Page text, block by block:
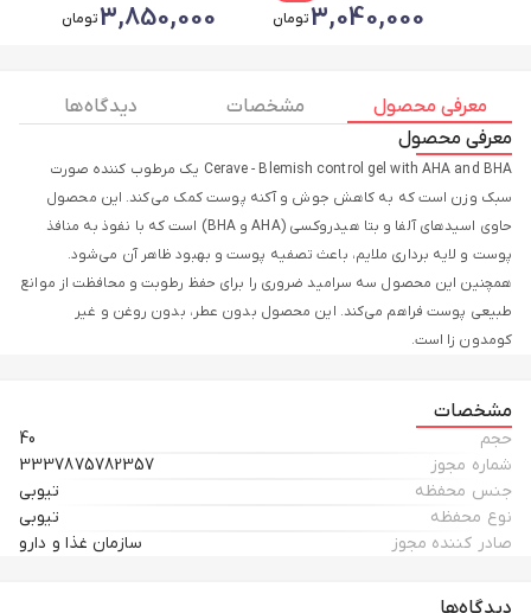
3,040,000تومان
دستی، تیغه تک و شارژ U
3,850,000تومان
معرفی محصول مشخصات
دیدگاه ها
معرفی محصول
Cerave - Blemish control gel with AHA and BHA یک مرطوب کننده صورت
سبک وزن است که به کاهش جوش‌ و آکنه پوست کمک می‌کند. این محصول
حاوی اسیدهای آلفا و بتا هیدروکسی (AHA و BHA) است که با نفوذ به منافذ
پوست و لایه برداری ملایم، باعث تصفیه پوست و بهبود ظاهر آن می‌شود.
همچنین این محصول سه سرامید ضروری را برای حفظ رطوبت و محافظت از موانع
طبیعی پوست فراهم می‌کند. این محصول بدون عطر، بدون روغن و غیر
کومدون زا است.
مشخصات
حجم
40
شماره مجوز
3337875782357
جنس محفظه
تیوبی
نوع محفظه
تیوبی
صادر کننده مجوز
سازمان غذا و دارو
دیدگاه‌ها